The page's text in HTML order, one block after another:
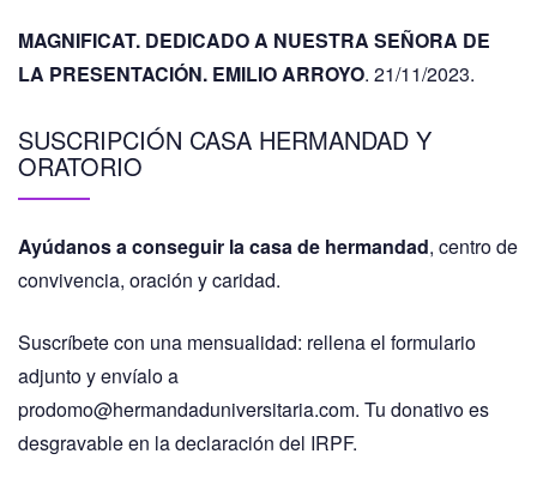
MAGNIFICAT. DEDICADO A NUESTRA SEÑORA DE
LA PRESENTACIÓN. EMILIO ARROYO. 21/11/2023.
SUSCRIPCIÓN CASA HERMANDAD Y
ORATORIO
Ayúdanos a conseguir la casa de hermandad, centro de
convivencia, oración y caridad.
Suscríbete con una mensualidad: rellena el formulario
adjunto y envíalo a
prodomo@hermandaduniversitaria.com. Tu donativo es
desgravable en la declaración del IRPF.